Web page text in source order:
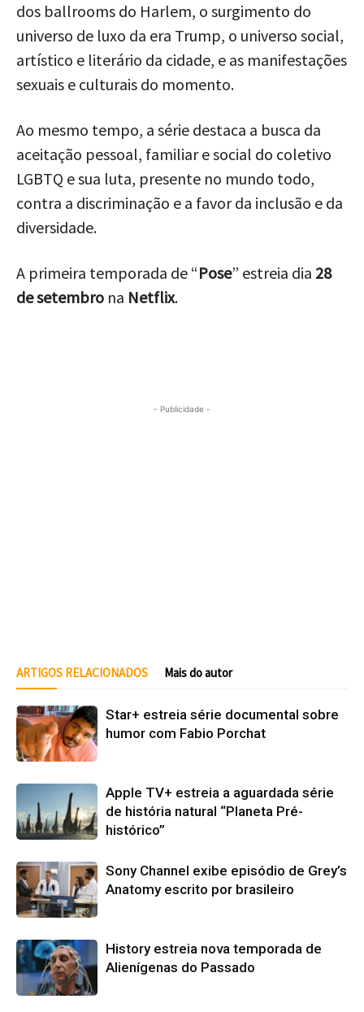
dos ballrooms do Harlem, o surgimento do
universo de luxo da era Trump, o universo social,
artístico e literário da cidade, e as manifestações
sexuais e culturais do momento.
Ao mesmo tempo, a série destaca a busca da
aceitação pessoal, familiar e social do coletivo
LGBTQ e sua luta, presente no mundo todo,
contra a discriminação e a favor da inclusão e da
diversidade.
A primeira temporada de “Pose” estreia dia 28
de setembro na Netflix.
- Publicidade -
ARTIGOS RELACIONADOS Mais do autor
Star+ estreia série documental sobre
humor com Fabio Porchat
Apple TV+ estreia a aguardada série
de história natural “Planeta Pré-
histórico”
Sony Channel exibe episódio de Grey’s
Anatomy escrito por brasileiro
History estreia nova temporada de
Alienígenas do Passado